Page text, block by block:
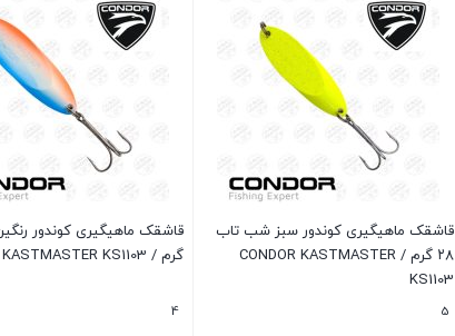
قاشقک ماهیگیری کوندور سبز شب تاب
۲۸ گرم / CONDOR KASTMASTER
KS1103
5
گرم / CONDOR KASTMASTER KS1103
4